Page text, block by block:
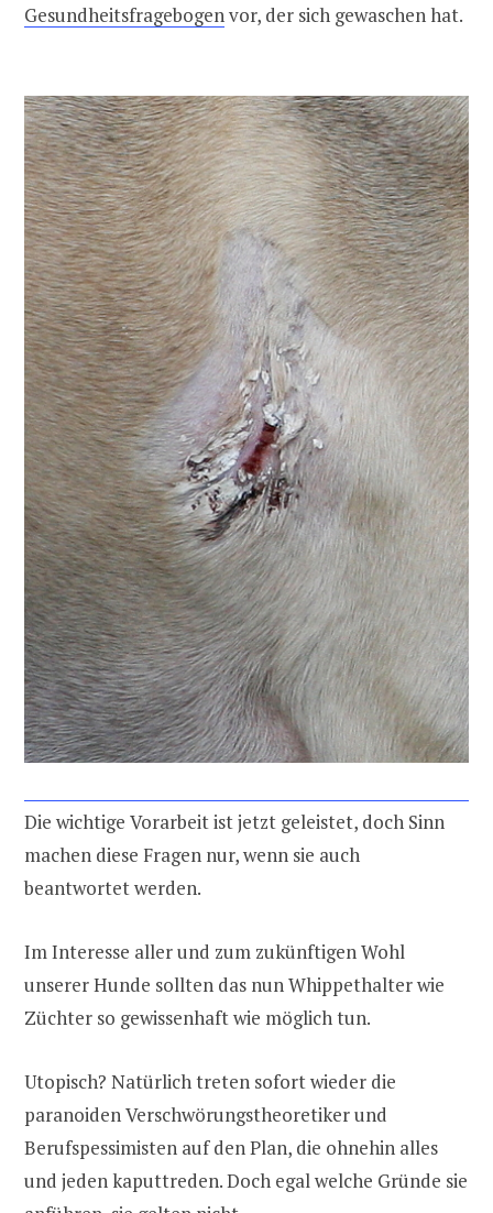
Gesundheitsfragebogenvor, der sich gewaschen hat.
Die wichtige Vorarbeit ist jetzt geleistet, doch Sinn
machen diese Fragen nur, wenn sie auch
beantwortet werden.
Im Interesse aller und zum zukünftigen Wohl
unserer Hunde sollten das nun Whippethalter wie
Züchter so gewissenhaft wie möglich tun.
Utopisch? Natürlich treten sofort wieder die
paranoiden Verschwörungstheoretiker und
Berufspessimisten auf den Plan, die ohnehin alles
und jeden kaputtreden. Doch egal welche Gründe sie